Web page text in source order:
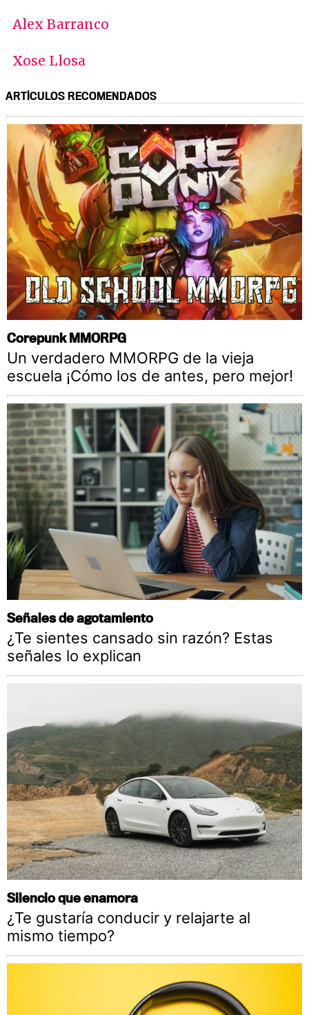
Alex Barranco
Xose Llosa
ARTÍCULOS RECOMENDADOS
Corepunk MMORPG
Un verdadero MMORPG de la vieja
escuela ¡Cómo los de antes, pero mejor!
Señales de agotamiento
¿Te sientes cansado sin razón? Estas
señales lo explican
Silencio que enamora
¿Te gustaría conducir y relajarte al
mismo tiempo?